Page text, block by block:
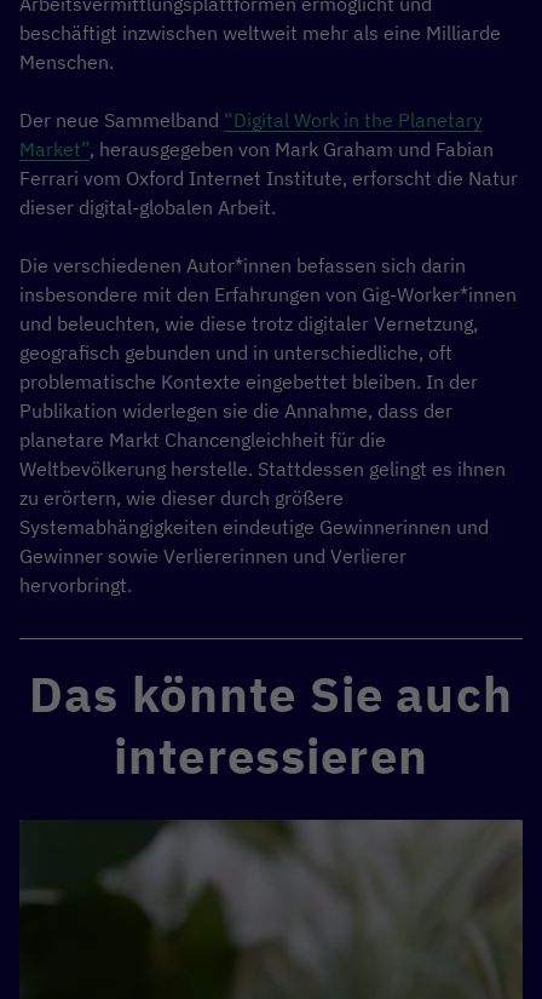
beschäftigt inzwischen weltweit mehr als eine Milliarde
Menschen.
Der neue Sammelband “Digital Work in the Planetary
Market”, herausgegeben von Mark Graham und Fabian
Ferrari vom Oxford Internet Institute, erforscht die Natur
dieser digital-globalen Arbeit.
Die verschiedenen Autor*innen befassen sich darin
insbesondere mit den Erfahrungen von Gig-Worker*innen
und beleuchten, wie diese trotz digitaler Vernetzung,
geografisch gebunden und in unterschiedliche, oft
problematische Kontexte eingebettet bleiben. In der
Publikation widerlegen sie die Annahme, dass der
planetare Markt Chancengleichheit für die
Weltbevölkerung herstelle. Stattdessen gelingt es ihnen
zu erörtern, wie dieser durch größere
Systemabhängigkeiten eindeutige Gewinnerinnen und
Gewinner sowie Verliererinnen und Verlierer
hervorbringt.
Das könnte Sie auch
interessieren